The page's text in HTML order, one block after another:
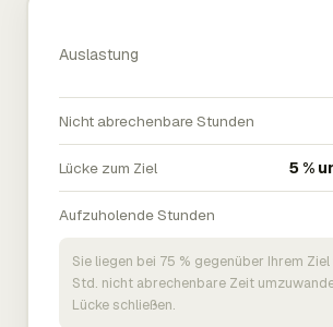
Auslastung
Nicht abrechenbare Stunden
Lücke zum Ziel 5 %
Aufzuholende Stunden
Sie liegen bei 75 % gegenüber Ihrem
Std. nicht abrechenbare Zeit
Lücke schließen.